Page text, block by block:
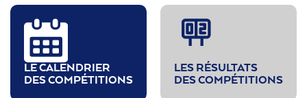
LE CALENDRIER
DES COMPÉTITIONS
LES RÉSULTATS
DES COMPÉTITIONS